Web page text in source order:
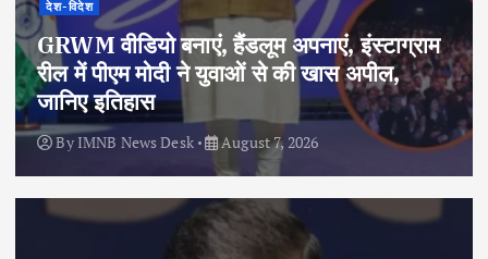
देश-विदेश
GRWM वीडियो बनाएं, हैंडलूम अपनाएं, इंस्टाग्राम
रील में पीएम मोदी ने युवाओं से की खास अपील,
जानिए इतिहास
By IMNB News Desk August 7, 2026